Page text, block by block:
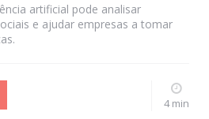
artificial pode analisar
e ajudar empresas a tomar
4 min